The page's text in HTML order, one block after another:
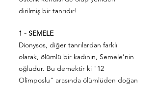
dirilmiş bir tanrıdır!
1 - SEMELE
Dionysos, diğer tanrılardan farklı
olarak, ölümlü bir kadının, Semele’nin
oğludur. Bu demektir ki "12
Olimposlu" arasında ölümlüden doğan